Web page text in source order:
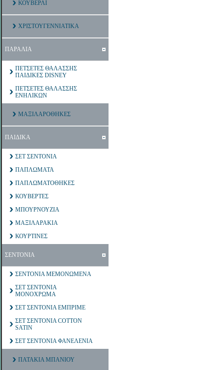
ΚΟΥΒΕΡΛΙ
ΧΡΙΣΤΟΥΓΕΝΝΙΑΤΙΚΑ
ΠΑΡΑΛΙΑ
ΠΕΤΣΕΤΕΣ ΘΑΛΑΣΣΗΣ
ΠΑΙΔΙΚΕΣ DISNEY
ΠΕΤΣΕΤΕΣ ΘΑΛΑΣΣΗΣ
ΕΝΗΛΙΚΩΝ
ΜΑΞΙΛΑΡΟΘΗΚΕΣ
ΠΑΙΔΙΚΑ
ΣΕΤ ΣΕΝΤΟΝΙΑ
ΠΑΠΛΩΜΑΤΑ
ΠΑΠΛΩΜΑΤΟΘΗΚΕΣ
ΚΟΥΒΕΡΤΕΣ
ΜΠΟΥΡΝΟΥΖΙΑ
ΜΑΞΙΛΑΡΑΚΙΑ
ΚΟΥΡΤΙΝΕΣ
ΣΕΝΤΟΝΙΑ
ΣΕΝΤΟΝΙΑ ΜΕΜΟΝΩΜΕΝΑ
ΣΕΤ ΣΕΝΤΟΝΙΑ
ΜΟΝΟΧΡΩΜΑ
ΣΕΤ ΣΕΝΤΟΝΙΑ ΕΜΠΡΙΜΕ
ΣΕΤ ΣΕΝΤΟΝΙΑ COTTON
SATIN
ΣΕΤ ΣΕΝΤΟΝΙΑ ΦΑΝΕΛΕΝΙΑ
ΠΑΤΑΚΙΑ ΜΠΑΝΙΟΥ